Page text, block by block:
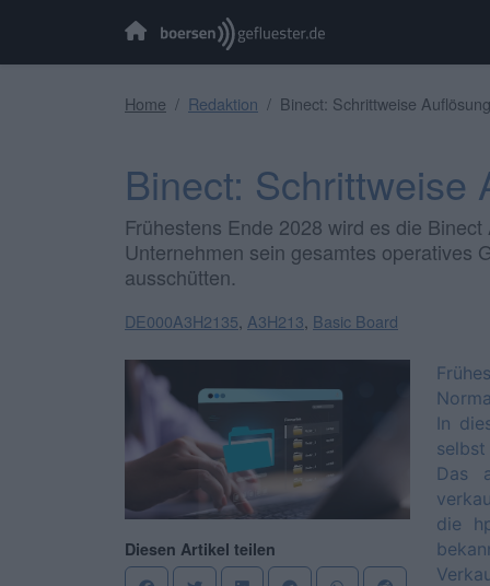
Home Redaktion Binect: Schrittweise Auflösung
Binect: Schrittweise
Frühestens Ende 2028 wird es die
Unternehmen sein gesamtes operatives
ausschütten.
DE000A3H2135 A3H213 Basic Board
Diesen Artikel teilen
In
Das
die